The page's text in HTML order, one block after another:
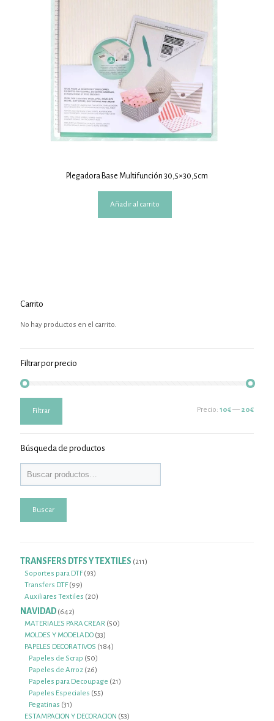
Plegadora Base Multifunción 30,5×30,5cm
Añadir al carrito
Carrito
No hay productos en el carrito.
Filtrar por precio
mínimo
máximo
Filtrar Precio: 10€— 20€
Búsqueda de productos
Buscar
TRANSFERS DTFS Y TEXTILES 211211
Soportes para DTF 9393
Transfers DTF 9999
productos
Auxiliares Textiles 2020
NAVIDAD 642642
productos
MATERIALES PARA CREAR 5050
MOLDES Y MODELADO 3333
productos
PAPELES DECORATIVOS 184184
Papeles de Scrap 5050
productos
Papeles de Arroz 2626
productos
Papeles para Decoupage 2121
Papeles Especiales 5555
Pegatinas 3131
productos
ESTAMPACION Y DECORACION 5353